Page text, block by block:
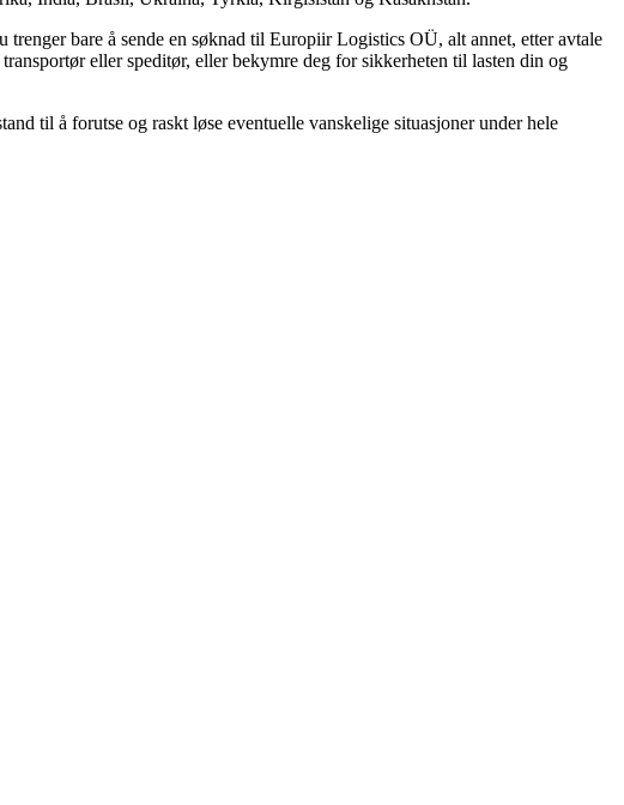
bare å sende en søknad til Europiir Logistics OÜ, alt annet, etter avtale
eller speditør, eller bekymre deg for sikkerheten til lasten din og
til å forutse og raskt løse eventuelle vanskelige situasjoner under hele